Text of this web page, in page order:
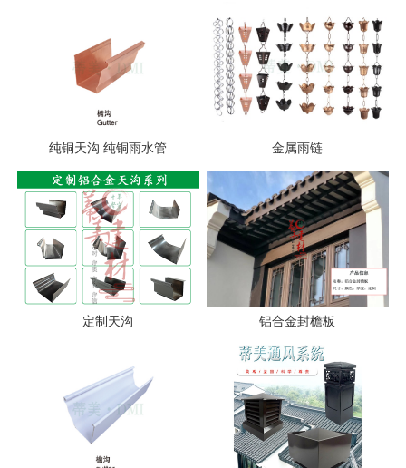
纯铜天沟 纯铜雨水管 金属雨链
定制天沟 铝合金封檐板